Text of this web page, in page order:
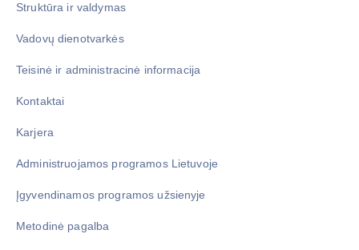
Struktūra ir valdymas
Vadovų dienotvarkės
Teisinė ir administracinė informacija
Kontaktai
Karjera
Administruojamos programos Lietuvoje
Įgyvendinamos programos užsienyje
Metodinė pagalba